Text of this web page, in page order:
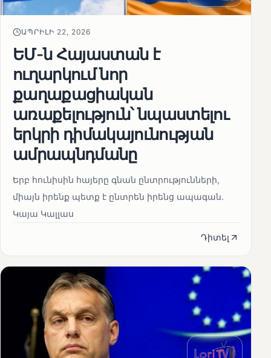
ԱՊՐԻԼԻ 22, 2026
ԵՄ-ն Հայաստան է
ուղարկում նոր
քաղաքացիական
առաքելություն՝ նպաստելու
երկրի դիմակայունության
ամրապնդմանը
Երբ հունիսին հայերը գնան ընտրությունների,
միայն իրենք պետք է ընտրեն իրենց ապագան.
Կայա Կալլաս
Դիտել